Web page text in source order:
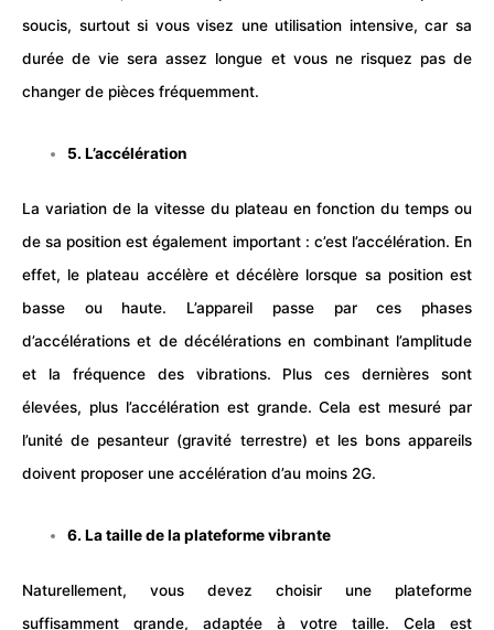
soucis, surtout si vous visez une utilisation intensive, car sa
durée de vie sera assez longue et vous ne risquez pas de
changer de pièces fréquemment.
5. L’accélération
La variation de la vitesse du plateau en fonction du temps ou
de sa position est également important : c’est l’accélération. En
effet, le plateau accélère et décélère lorsque sa position est
basse ou haute. L’appareil passe par ces phases
d’accélérations et de décélérations en combinant l’amplitude
et la fréquence des vibrations. Plus ces dernières sont
élevées, plus l’accélération est grande. Cela est mesuré par
l’unité de pesanteur (gravité terrestre) et les bons appareils
doivent proposer une accélération d’au moins 2G.
6. La taille de la plateforme vibrante
Naturellement, vous devez choisir une plateforme
suffisamment grande, adaptée à votre taille. Cela est